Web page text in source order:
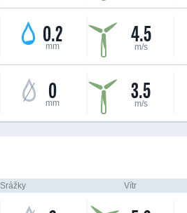
0.2
mm 4.5
m/s
0
mm 3.5
m/s
Srážky Vítr